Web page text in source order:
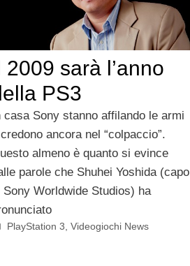
2009 sarà l’anno
PS3
casa Sony stanno affilando le armi
ancora nel “colpaccio”.
almeno è quanto si evince
parole che Shuhei Yoshida (capo
Sony Worldwide Studios) ha
Categorie
PlayStation 3 ,Videogiochi News